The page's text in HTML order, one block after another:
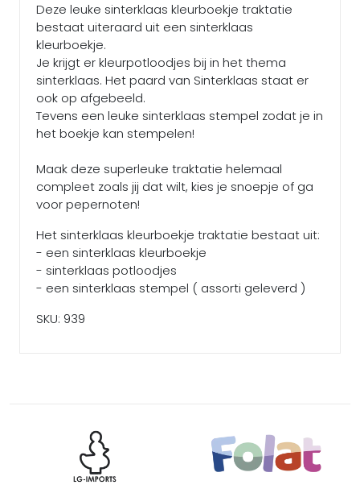
Deze leuke sinterklaas kleurboekje traktatie
bestaat uiteraard uit een sinterklaas
kleurboekje.
Je krijgt er kleurpotloodjes bij in het thema
sinterklaas. Het paard van Sinterklaas staat er
ook op afgebeeld.
Tevens een leuke sinterklaas stempel zodat je in
het boekje kan stempelen!
Maak deze superleuke traktatie helemaal
compleet zoals jij dat wilt, kies je snoepje of ga
voor pepernoten!
Het sinterklaas kleurboekje traktatie bestaat uit:
- een sinterklaas kleurboekje
- sinterklaas potloodjes
- een sinterklaas stempel ( assorti geleverd )
SKU: 939